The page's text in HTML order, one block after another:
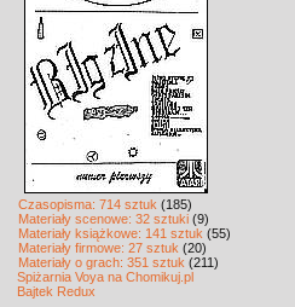
Czasopisma: 714 sztuk (185)
Materiały scenowe: 32 sztuki (9)
Materiały książkowe: 141 sztuk (55)
Materiały firmowe: 27 sztuk (20)
Materiały o grach: 351 sztuk (211)
Spiżarnia Voya na Chomikuj.pl
Bajtek Redux